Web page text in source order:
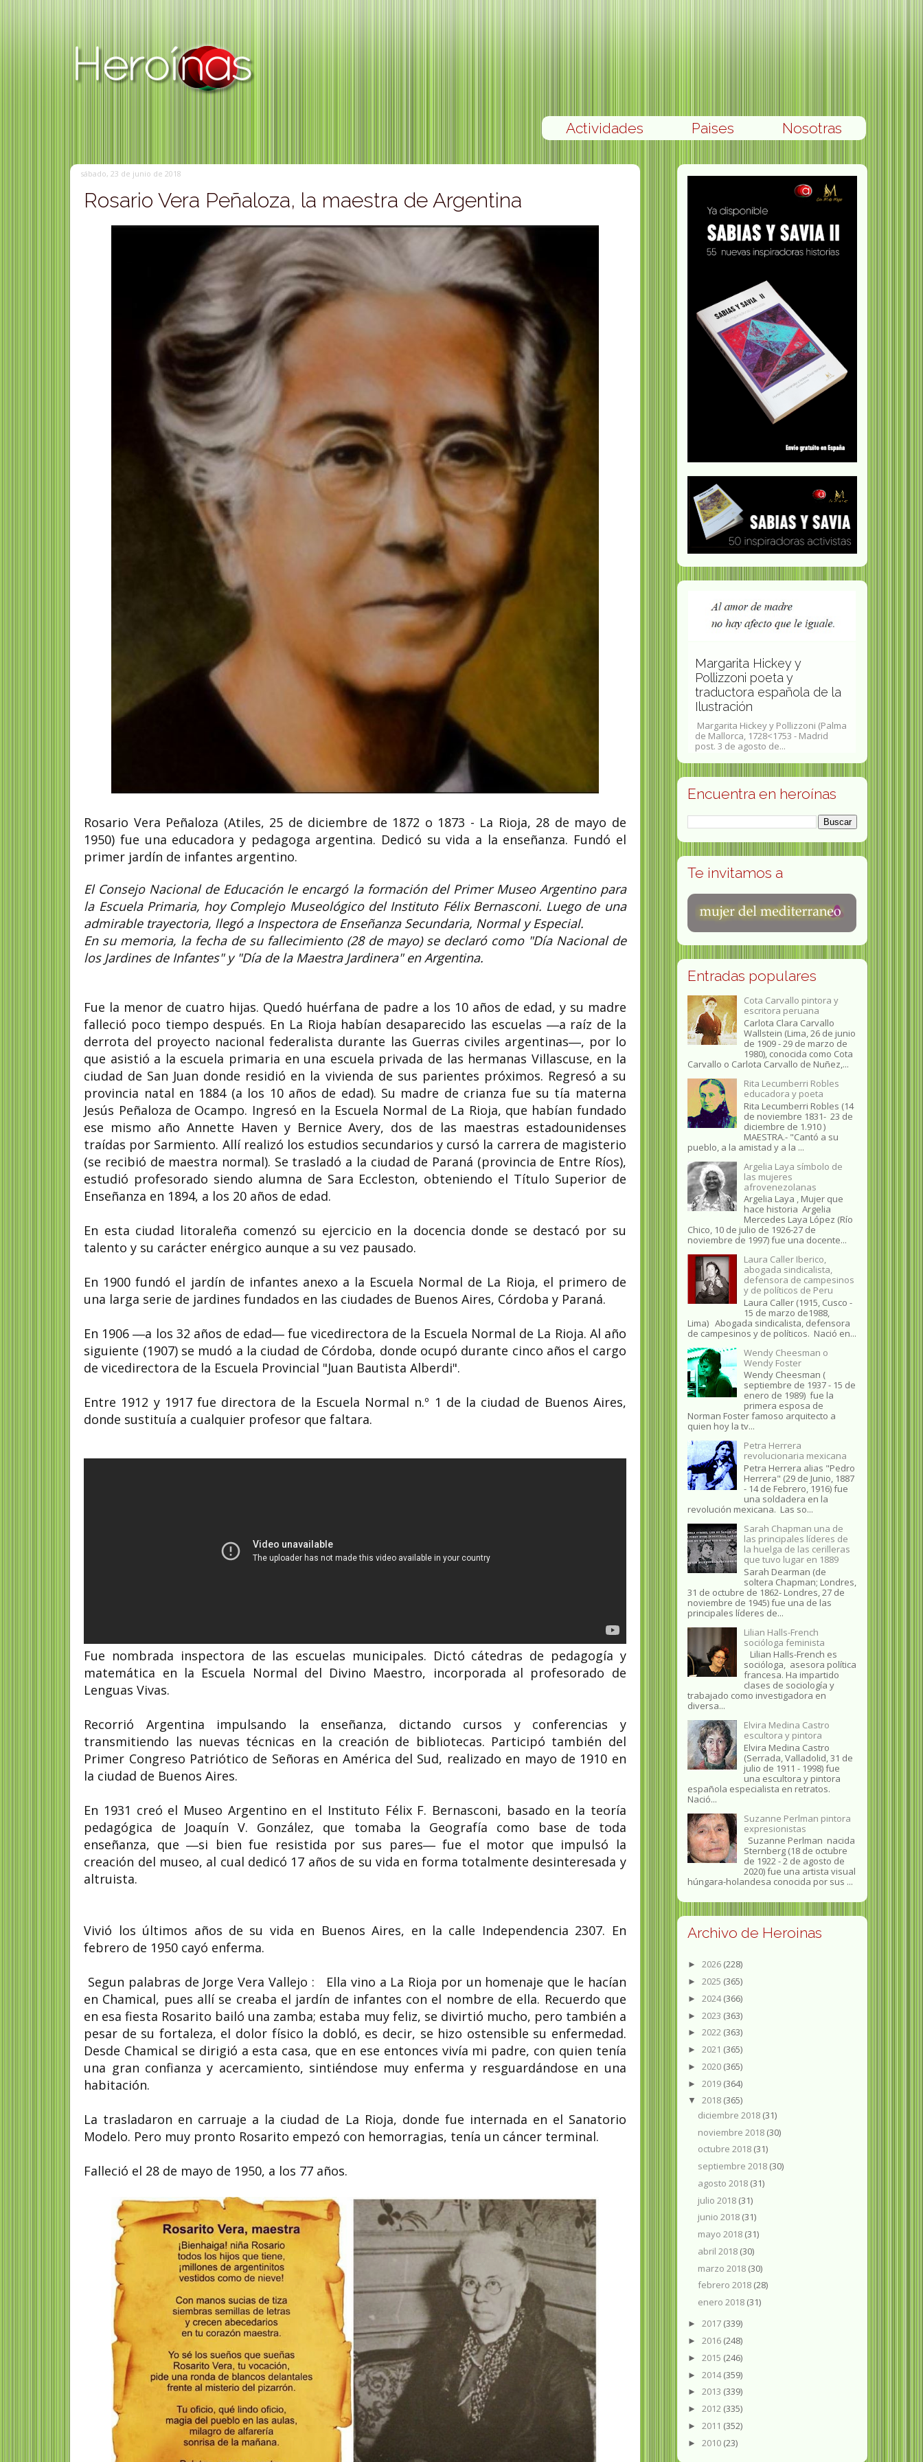
Nosotras
Paises
Actividades
sábado, 23 de junio de 2018
Rosario Vera Peñaloza, la maestra de Argentina
Rosario Vera Peñaloza (Atiles, 25 de diciembre de 1872​ o 1873 - La Rioja, 28 de mayo de
1950) fue una educadora y pedagoga argentina. Dedicó su vida a la enseñanza. Fundó el
primer jardín de infantes argentino.
El Consejo Nacional de Educación le encargó la formación del Primer Museo Argentino para
la Escuela Primaria, hoy Complejo Museológico del Instituto Félix Bernasconi. Luego de una
admirable trayectoria, llegó a Inspectora de Enseñanza Secundaria, Normal y Especial.
En su memoria, la fecha de su fallecimiento (28 de mayo) se declaró como "Día Nacional de
los Jardines de Infantes" y "Día de la Maestra Jardinera" en Argentina.
Fue la menor de cuatro hijas. Quedó huérfana de padre a los 10 años de edad, y su madre
falleció poco tiempo después. En La Rioja habían desaparecido las escuelas ―a raíz de la
derrota del proyecto nacional federalista durante las Guerras civiles argentinas―, por lo
que asistió a la escuela primaria en una escuela privada de las hermanas Villascuse, en la
ciudad de San Juan donde residió en la vivienda de sus parientes próximos. Regresó a su
provincia natal en 1884 (a los 10 años de edad). Su madre de crianza fue su tía materna
Jesús Peñaloza de Ocampo.​ Ingresó en la Escuela Normal de La Rioja, que habían fundado
ese mismo año Annette Haven y Bernice Avery, dos de las maestras estadounidenses
traídas por Sarmiento. Allí realizó los estudios secundarios y cursó la carrera de magisterio
(se recibió de maestra normal). Se trasladó a la ciudad de Paraná (provincia de Entre Ríos),
estudió profesorado siendo alumna de Sara Eccleston, obteniendo el Título Superior de
Enseñanza en 1894, a los 20 años de edad.
En esta ciudad litoraleña comenzó su ejercicio en la docencia donde se destacó por su
talento y su carácter enérgico aunque a su vez pausado.
En 1900 fundó el jardín de infantes anexo a la Escuela Normal de La Rioja, el primero de
una larga serie de jardines fundados en las ciudades de Buenos Aires, Córdoba y Paraná.
En 1906 ―a los 32 años de edad― fue vicedirectora de la Escuela Normal de La Rioja. Al año
siguiente (1907) se mudó a la ciudad de Córdoba, donde ocupó durante cinco años el cargo
de vicedirectora de la Escuela Provincial "Juan Bautista Alberdi".
Entre 1912 y 1917 fue directora de la Escuela Normal n.º 1 de la ciudad de Buenos Aires,
donde sustituía a cualquier profesor que faltara.
Fue nombrada inspectora de las escuelas municipales.​ Dictó cátedras de pedagogía y
matemática en la Escuela Normal del Divino Maestro, incorporada al profesorado de
Lenguas Vivas.​
Recorrió Argentina impulsando la enseñanza, dictando cursos y conferencias y
transmitiendo las nuevas técnicas en la creación de bibliotecas. Participó también del
Primer Congreso Patriótico de Señoras en América del Sud, realizado en mayo de 1910 en
la ciudad de Buenos Aires.
En 1931 creó el Museo Argentino en el Instituto Félix F. Bernasconi, basado en la teoría
pedagógica de Joaquín V. González, que tomaba la Geografía como base de toda
enseñanza,​ que ―si bien fue resistida por sus pares― fue el motor que impulsó la
creación del museo, al cual dedicó 17 años de su vida en forma totalmente desinteresada y
altruista.
Vivió los últimos años de su vida en Buenos Aires, en la calle Independencia 2307.​ En
febrero de 1950 cayó enferma.
Segun palabras de Jorge Vera Vallejo : Ella vino a La Rioja por un homenaje que le hacían
en Chamical, pues allí se creaba el jardín de infantes con el nombre de ella. Recuerdo que
en esa fiesta Rosarito bailó una zamba; estaba muy feliz, se divirtió mucho, pero también a
pesar de su fortaleza, el dolor físico la dobló, es decir, se hizo ostensible su enfermedad.
Desde Chamical se dirigió a esta casa, que en ese entonces vivía mi padre, con quien tenía
una gran confianza y acercamiento, sintiéndose muy enferma y resguardándose en una
habitación.
La trasladaron en carruaje a la ciudad de La Rioja, donde fue internada en el Sanatorio
Modelo. Pero muy pronto Rosarito empezó con hemorragias, tenía un cáncer terminal.​
Falleció el 28 de mayo de 1950, a los 77 años.
Nélida Gómez de Navajas
cofundadora de Abuelas
de Plaza de Mayo
Nélida Gómez de Navajas (23 de
julio de 1927 – 2 de mayo de 2012)
fue una activista por los...
Claudia Paz y Paz activista
por los derechos
humanos, abogada, fiscal,
Foto: Donald HernándezClaudia Paz
y Paz Bailey (Guatemala, 7 de junio
Margarita Hickey y
Pollizzoni poeta y
traductora española de la
Ilustración
Margarita Hickey y Pollizzoni (Palma
de Mallorca, 1728<1753 - Madrid
post. 3 de agosto de...
Encuentra en heroínas
Te invitamos a
Entradas populares
Cota Carvallo pintora y
escritora peruana
Carlota Clara Carvallo
Wallstein (Lima, 26 de junio
de 1909 - 29 de marzo de
1980), conocida como Cota
Carvallo o Carlota Carvallo de Nuñez,...
Rita Lecumberri Robles
educadora y poeta
Rita Lecumberri Robles (14
de noviembre 1831- 23 de
diciembre de 1.910 )
MAESTRA.- "Cantó a su
pueblo, a la amistad y a la ...
Argelia Laya símbolo de
las mujeres
afrovenezolanas
Argelia Laya , Mujer que
hace historia Argelia
Mercedes Laya López (Río
Chico, 10 de julio de 1926-27 de
noviembre de 1997) fue una docente...
Laura Caller Iberico,
abogada sindicalista,
defensora de campesinos
y de políticos de Peru
Laura Caller (1915, Cusco -
15 de marzo de1988,
Lima) Abogada sindicalista, defensora
de campesinos y de políticos. Nació en...
Wendy Cheesman o
Wendy Foster
Wendy Cheesman (
septiembre de 1937 - 15 de
enero de 1989) fue la
primera esposa de
Norman Foster famoso arquitecto a
quien hoy la tv...
Petra Herrera
revolucionaria mexicana
Petra Herrera alias "Pedro
Herrera" (29 de Junio, 1887
- 14 de Febrero, 1916) fue
una soldadera en la
revolución mexicana. Las so...
Sarah Chapman una de
las principales líderes de
la huelga de las cerilleras
que tuvo lugar en 1889
Sarah Dearman (de
soltera Chapman; Londres,
31 de octubre de 1862​- Londres, 27 de
noviembre de 1945)​ fue una de las
principales líderes de...
Lilian Halls-French
socióloga feminista
Lilian Halls-French es
socióloga, asesora política
francesa. Ha impartido
clases de sociología y
trabajado como investigadora en
diversa...
Elvira Medina Castro
escultora y pintora
Elvira Medina Castro
(Serrada, Valladolid, 31 de
julio de 1911 - 1998) fue
una escultora y pintora
española especialista en retratos.
Nació...
Suzanne Perlman pintora
expresionistas
Suzanne Perlman nacida
Sternberg (18 de octubre
de 1922 - 2 de agosto de
2020) fue una artista visual
húngara-holandesa conocida por sus ...
Archivo de Heroinas
► 2026 (228)
► 2025 (365)
► 2024(366)
► 2023 (363)
► 2022 (363)
► 2021 (365)
► 2020 (365)
► 2019 (364)
▼ 2018 (365)
diciembre 2018 (31)
noviembre 2018 (30)
octubre 2018 (31)
septiembre 2018 (30)
agosto 2018 (31)
julio 2018 (31)
junio 2018 (31)
mayo 2018 (31)
abril 2018 (30)
marzo 2018 (30)
febrero 2018 (28)
enero 2018 (31)
► 2017 (339)
► 2016 (248)
► 2015 (246)
► 2014(359)
► 2013 (339)
► 2012 (335)
► 2011 (352)
► 2010 (23)